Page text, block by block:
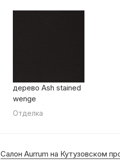
дерево Ash stained
wenge
Отделка
Салон Aurrum на Кутузовском